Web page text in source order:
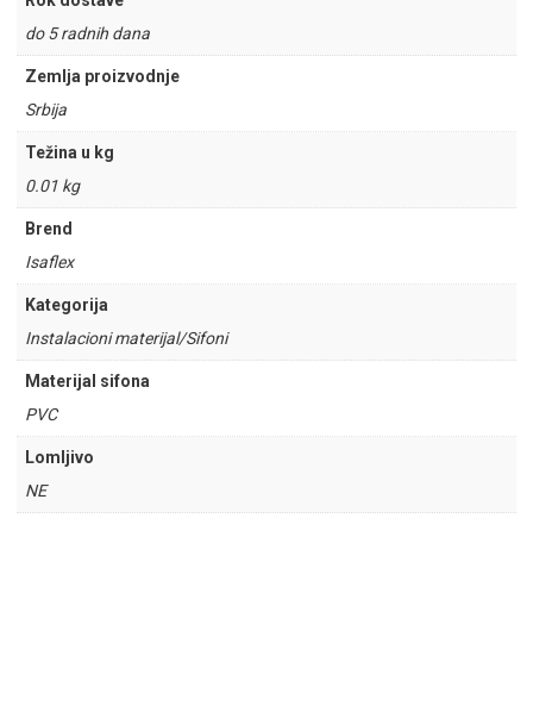
do 5 radnih dana
Zemlja proizvodnje
Srbija
Težina u kg
0.01 kg
Brend
Isaflex
Kategorija
Instalacioni materijal/Sifoni
Materijal sifona
PVC
Lomljivo
NE